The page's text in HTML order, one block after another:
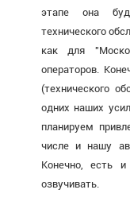
этапе она
технического
как для
операторов.
(технического
одних наших
планируем
числе и нашу
Конечно, есть
озвучивать.